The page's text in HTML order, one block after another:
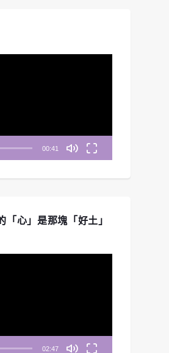
00:41
「心」是那塊「好土」
02:47